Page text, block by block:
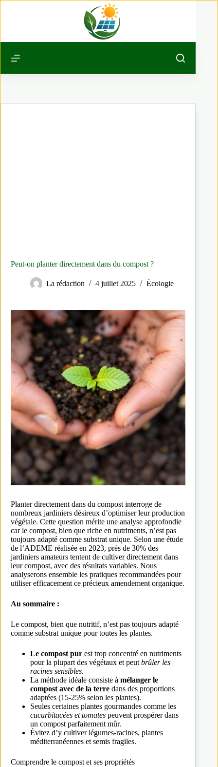
Peut-on planter directement dans du compost​ ?
La rédaction 4 juillet 2025 Écologie
Planter directement dans du compost interroge de
nombreux jardiniers désireux d’optimiser leur production
végétale. Cette question mérite une analyse approfondie
car le compost, bien que riche en nutriments, n’est pas
toujours adapté comme substrat unique. Selon une étude
de l’ADEME réalisée en 2023, près de 30% des
jardiniers amateurs tentent de cultiver directement dans
leur compost, avec des résultats variables. Nous
analyserons ensemble les pratiques recommandées pour
utiliser efficacement ce précieux amendement organique.
Au sommaire :
Le compost, bien que nutritif, n’est pas toujours adapté
comme substrat unique pour toutes les plantes.
Le compost pur est trop concentré en nutriments
pour la plupart des végétaux et peut brûler les
racines sensibles.
La méthode idéale consiste à mélanger le
compost avec de la terre dans des proportions
adaptées (15-25% selon les plantes).
Seules certaines plantes gourmandes comme les
cucurbitacées et tomates peuvent prospérer dans
un compost parfaitement mûr.
Évitez d’y cultiver légumes-racines, plantes
méditerranéennes et semis fragiles.
Comprendre le compost et ses propriétés